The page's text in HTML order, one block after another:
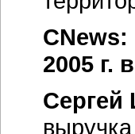
CNews:
2005 г.